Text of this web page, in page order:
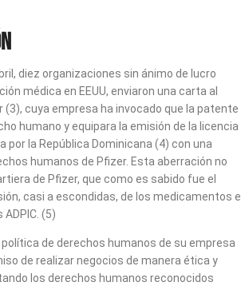
diez organizaciones sin ánimo de lucro
médica en EEUU, enviaron una carta al
(3), cuya empresa ha invocado que la patente
humano y equipara la emisión de la licencia
por la República Dominicana (4) con una
humanos de Pfizer. Esta aberración no
de Pfizer, que como es sabido fue el
casi a escondidas, de los medicamentos
(5)
política de derechos humanos de su empresa
de realizar negocios de manera ética y
los derechos humanos reconocidos